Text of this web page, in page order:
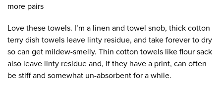
more pairs
Love these towels. I’m a linen and towel snob, thick cotton
terry dish towels leave linty residue, and take forever to dry
so can get mildew-smelly. Thin cotton towels like flour sack
also leave linty residue and, if they have a print, can often
be stiff and somewhat un-absorbent for a while.